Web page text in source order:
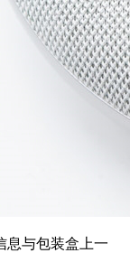
息与包装盒上一